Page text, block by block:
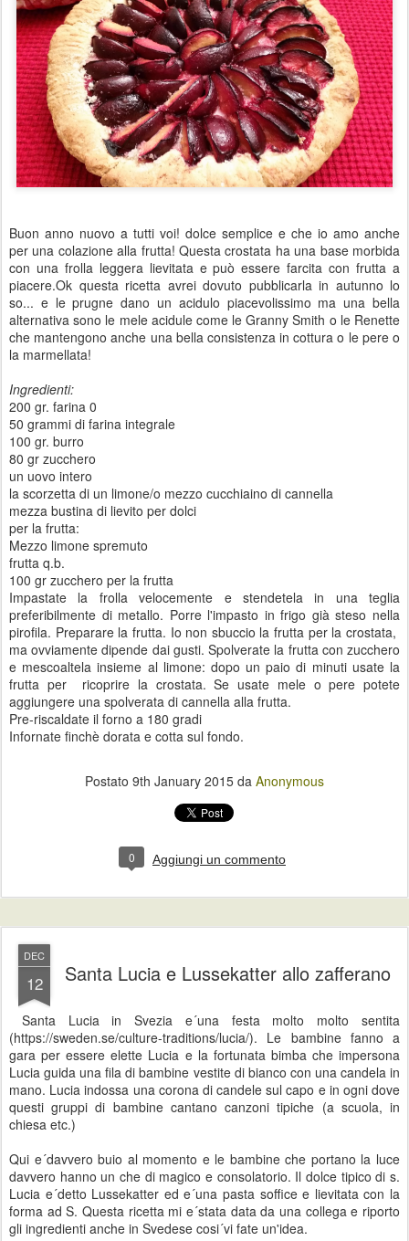
Buon anno nuovo a tutti voi! dolce semplice e che io amo anche
per una colazione alla frutta! Questa crostata ha una base morbida
con una frolla leggera lievitata e può essere farcita con frutta a
piacere.Ok questa ricetta avrei dovuto pubblicarla in autunno lo
so... e le prugne dano un acidulo piacevolissimo ma una bella
alternativa sono le mele acidule come le Granny Smith o le Renette
che mantengono anche una bella consistenza in cottura o le pere o
la marmellata!
Ingredienti:
200 gr. farina 0
50 grammi di farina integrale
100 gr. burro
80 gr zucchero
un uovo intero
la scorzetta di un limone/o mezzo cucchiaino di cannella
mezza bustina di lievito per dolci
per la frutta:
Mezzo limone spremuto
frutta q.b.
100 gr zucchero per la frutta
Impastate la frolla velocemente e stendetela in una teglia
preferibilmente di metallo. Porre l'impasto in frigo già steso nella
pirofila. Preparare la frutta. Io non sbuccio la frutta per la crostata,
ma ovviamente dipende dai gusti. Spolverate la frutta con zucchero
e mescoaltela insieme al limone: dopo un paio di minuti usate la
frutta per ricoprire la crostata. Se usate mele o pere potete
aggiungere una spolverata di cannella alla frutta.
Pre-riscaldate il forno a 180 gradi
Infornate finchè dorata e cotta sul fondo.
Postato 9th January 2015 da Anonymous
0 Aggiungi un commento
DEC
12 Santa Lucia e Lussekatter allo zafferano
Santa Lucia in Svezia e´una festa molto molto sentita
(https://sweden.se/culture-traditions/lucia/). Le bambine fanno a
gara per essere elette Lucia e la fortunata bimba che impersona
Lucia guida una fila di bambine vestite di bianco con una candela in
mano. Lucia indossa una corona di candele sul capo e in ogni dove
questi gruppi di bambine cantano canzoni tipiche (a scuola, in
chiesa etc.)
Qui e´davvero buio al momento e le bambine che portano la luce
davvero hanno un che di magico e consolatorio. Il dolce tipico di s.
Lucia e´detto Lussekatter ed e´una pasta soffice e lievitata con la
forma ad S. Questa ricetta mi e´stata data da una collega e riporto
gli ingredienti anche in Svedese cosi´vi fate un'idea.